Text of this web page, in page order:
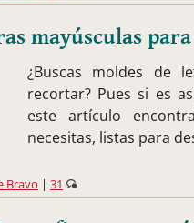
mayúsculas
¿Buscas moldes de
recortar? Pues si es
este artículo
necesitas, listas para
Bravo | 31